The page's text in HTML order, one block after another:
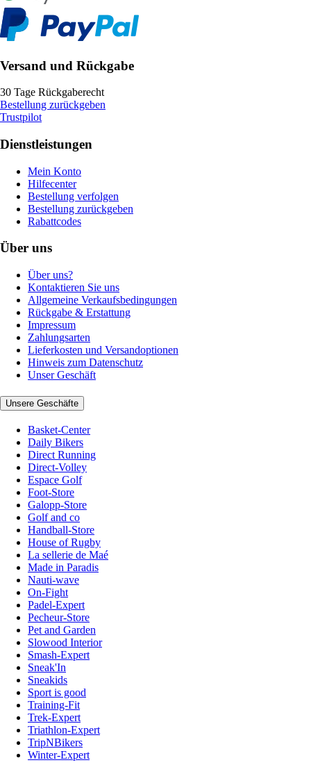
Versand und Rückgabe
30 Tage Rückgaberecht
Bestellung zurückgeben
Trustpilot
Dienstleistungen
Mein Konto
Hilfecenter
Bestellung verfolgen
Bestellung zurückgeben
Rabattcodes
Über uns
Über uns?
Kontaktieren Sie uns
Allgemeine Verkaufsbedingungen
Rückgabe & Erstattung
Impressum
Zahlungsarten
Lieferkosten und Versandoptionen
Hinweis zum Datenschutz
Unser Geschäft
Unsere Geschäfte
Basket-Center
Daily Bikers
Direct Running
Direct-Volley
Espace Golf
Foot-Store
Galopp-Store
Golf and co
Handball-Store
House of Rugby
La sellerie de Maé
Made in Paradis
Nauti-wave
On-Fight
Padel-Expert
Pecheur-Store
Pet and Garden
Slowood Interior
Smash-Expert
Sneak'In
Sneakids
Sport is good
Training-Fit
Trek-Expert
Triathlon-Expert
TripNBikers
Winter-Expert